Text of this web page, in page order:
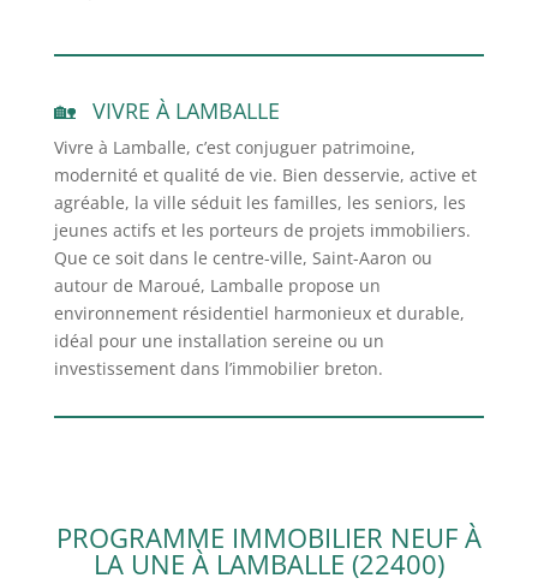
VIVRE À LAMBALLE
Vivre à Lamballe, c’est conjuguer patrimoine,
modernité et qualité de vie. Bien desservie, active et
agréable, la ville séduit les familles, les seniors, les
jeunes actifs et les porteurs de projets immobiliers.
Que ce soit dans le centre-ville, Saint-Aaron ou
autour de Maroué, Lamballe propose un
environnement résidentiel harmonieux et durable,
idéal pour une installation sereine ou un
investissement dans l’immobilier breton.
PROGRAMME IMMOBILIER NEUF À
LA UNE À LAMBALLE (22400)